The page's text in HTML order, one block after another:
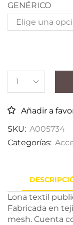
GENÉRICO
Añadir a
SKU: A005734
Categorías:
Lona textil
Fabricada en
mesh. Cuenta